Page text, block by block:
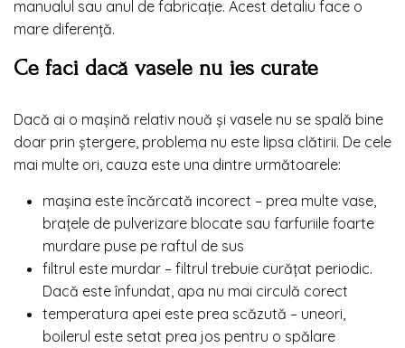
manualul sau anul de fabricație. Acest detaliu face o
mare diferență.
Ce faci dacă vasele nu ies curate
Dacă ai o mașină relativ nouă și vasele nu se spală bine
doar prin ștergere, problema nu este lipsa clătirii. De cele
mai multe ori, cauza este una dintre următoarele:
mașina este încărcată incorect – prea multe vase,
brațele de pulverizare blocate sau farfuriile foarte
murdare puse pe raftul de sus
filtrul este murdar – filtrul trebuie curățat periodic.
Dacă este înfundat, apa nu mai circulă corect
temperatura apei este prea scăzută – uneori,
boilerul este setat prea jos pentru o spălare